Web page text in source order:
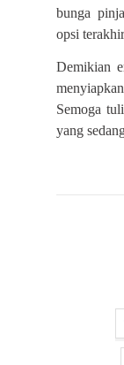
bunga
opsi
Demikian
Semoga
yang